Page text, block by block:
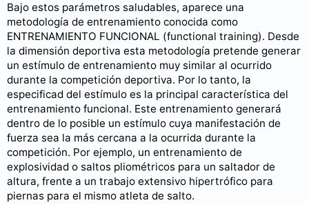
Bajo estos parámetros saludables, aparece una
metodología de entrenamiento conocida como
ENTRENAMIENTO FUNCIONAL (functional training). Desde
la dimensión deportiva esta metodología pretende generar
un estímulo de entrenamiento muy similar al ocurrido
durante la competición deportiva. Por lo tanto, la
especificad del estímulo es la principal característica del
entrenamiento funcional. Este entrenamiento generará
dentro de lo posible un estímulo cuya manifestación de
fuerza sea la más cercana a la ocurrida durante la
competición. Por ejemplo, un entrenamiento de
explosividad o saltos pliométricos para un saltador de
altura, frente a un trabajo extensivo hipertrófico para
piernas para el mismo atleta de salto.